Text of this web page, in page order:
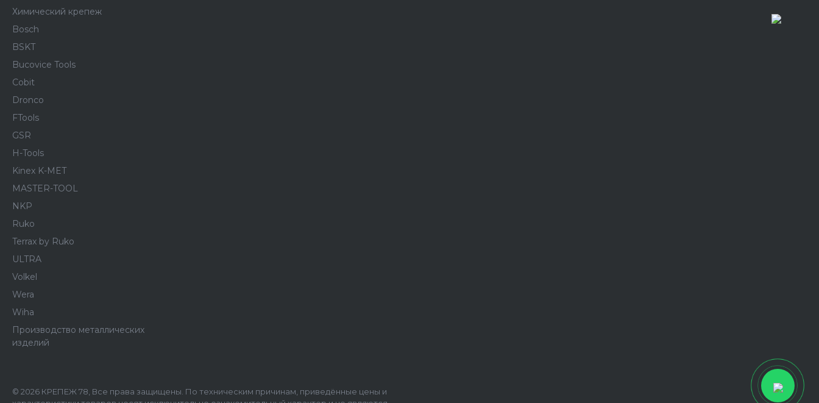
Химический крепеж
Bosch
BSKT
Bucovice Tools
Cobit
Dronco
FTools
GSR
H-Tools
Kinex K-MET
MASTER-TOOL
NKP
Ruko
Terrax by Ruko
ULTRA
Volkel
Wera
Wiha
Производство металлических
изделий
© 2026 КРЕПЕЖ 78, Все права защищены. По техническим причинам, приведённые цены и